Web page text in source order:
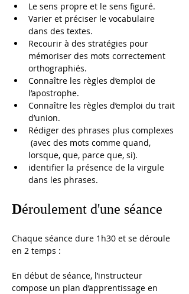
Le sens propre et le sens figuré.
Varier et préciser le vocabulaire
dans des textes.
Recourir à des stratégies pour
mémoriser des mots correctement
orthographiés.
Connaître les règles d’emploi de
l’apostrophe.
Connaître les règles d’emploi du trait
d’union.
Rédiger des phrases plus complexes
(avec des mots comme quand,
lorsque, que, parce que, si).
identifier la présence de la virgule
dans les phrases.
Déroulement d'une séance
Chaque séance dure 1h30 et se déroule
en 2 temps :
En début de séance, l’instructeur
compose un plan d’apprentissage en